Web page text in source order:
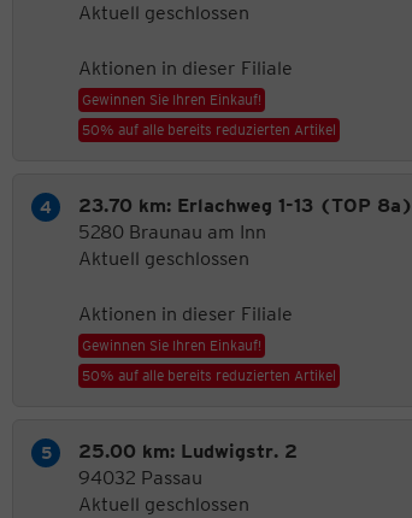
Aktuell geschlossen
Aktionen in dieser Filiale
Gewinnen Sie Ihren Einkauf!
50% auf alle bereits reduzierten Artikel
23.70 km: Erlachweg 1-13 (TOP 8a)
5280 Braunau am Inn
Aktuell geschlossen
Aktionen in dieser Filiale
Gewinnen Sie Ihren Einkauf!
50% auf alle bereits reduzierten Artikel
25.00 km: Ludwigstr. 2
94032 Passau
Aktuell geschlossen